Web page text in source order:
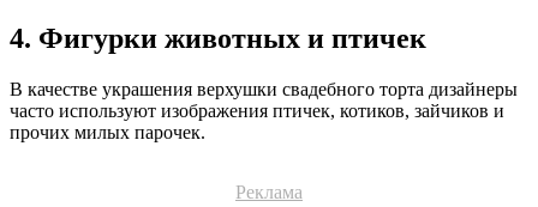
4. Фигурки животных и птичек
В качестве украшения верхушки свадебного торта дизайнеры
часто используют изображения птичек, котиков, зайчиков и
прочих милых парочек.
Реклама